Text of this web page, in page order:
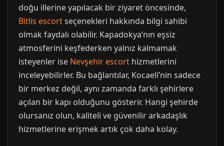
doğu illerine yapılacak bir ziyaret öncesinde,
Bitlis escortseçenekleri hakkında bilgi sahibi
olmak faydalı olabilir. Kapadokya’nın eşsiz
atmosferini keşfederken yalnız kalmamak
isteyenler ise Nevşehir escort hizmetlerini
inceleyebilirler. Bu bağlantılar, Kocaeli’nin sadece
bir merkez değil, aynı zamanda farklı şehirlere
açılan bir kapı olduğunu gösterir. Hangi şehirde
olursanız olun, kaliteli ve güvenilir arkadaşlık
hizmetlerine erişmek artık çok daha kolay.